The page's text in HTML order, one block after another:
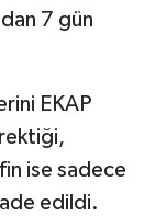
7 gün
EKAP
ise sadece
edildi.